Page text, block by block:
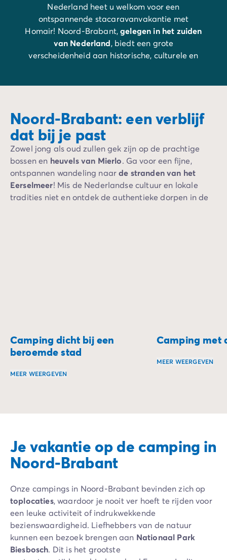
Nederland heet u welkom voor een
ontspannende stacaravanvakantie met
Homair! Noord-Brabant,gelegen in het zuiden
van Nederland, biedt een grote
verscheidenheid aan historische, culturele en
Noord-Brabant: een verblijf
dat bij je past
Zowel jong als oud zullen gek zijn op de prachtige
bossen en heuvels van Mierlo. Ga voor een fijne,
ontspannen wandeling naarde stranden van het
Eerselmeer! Mis de Nederlandse cultuur en lokale
tradities niet en ontdek de authentieke dorpen in de
Camping dicht bij een
beroemde stad
MEER WEERGEVEN
Camping met
MEER WEERGEVEN
Je vakantie op de camping in
Noord-Brabant
Onze campings in Noord-Brabant bevinden zich op
toplocaties, waardoor je nooit ver hoeft te rijden voor
een leuke activiteit of indrukwekkende
bezienswaardigheid. Liefhebbers van de natuur
kunnen een bezoek brengen aan Nationaal Park
Biesbosch. Dit is het grootste